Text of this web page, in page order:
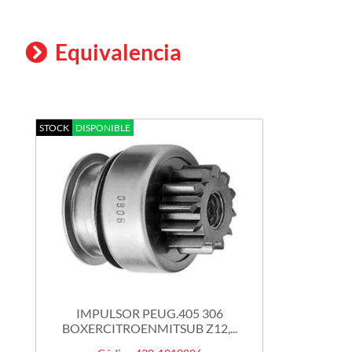
Equivalencia
STOCK DISPONIBLE
IMPULSOR PEUG.405 306
BOXERCITROENMITSUB Z12,...